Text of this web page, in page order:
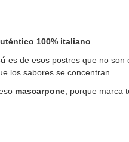
100% italiano
es de esos postres que no son
los sabores se concentran.
mascarpone , porque